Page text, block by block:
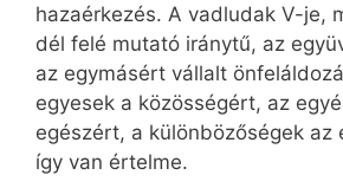
hazaérkezés. A vadludak V-je,
dél felé mutató iránytű, az
az egymásért vállalt
egyesek a közösségért, az
egészért, a különbözőségek az
így van értelme.